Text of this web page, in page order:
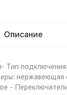
Описание
Тип
нержавеющая
-